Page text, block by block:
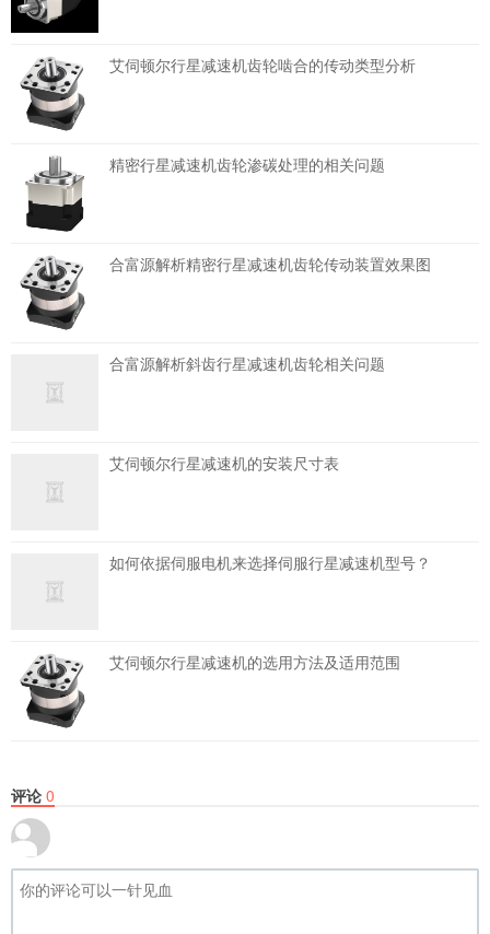
艾伺顿尔行星减速机齿轮啮合的传动类型分析
精密行星减速机齿轮渗碳处理的相关问题
合富源解析精密行星减速机齿轮传动装置效果图
合富源解析斜齿行星减速机齿轮相关问题
艾伺顿尔行星减速机的安装尺寸表
如何依据伺服电机来选择伺服行星减速机型号？
艾伺顿尔行星减速机的选用方法及适用范围
评论 0